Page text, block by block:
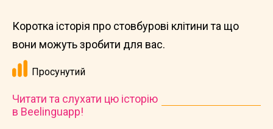
Коротка історія про стовбурові клітини та що
вони можуть зробити для вас.
Просунутий
Читати та слухати цю історію
в Beelinguapp!